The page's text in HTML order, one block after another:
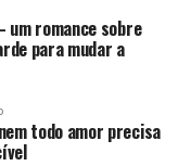
um romance sobre
para mudar a
todo amor precisa